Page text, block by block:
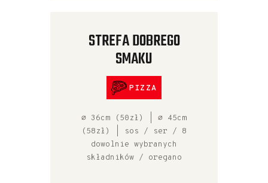
STREFA DOBREGO
SMAKU
PIZZA
⌀ 36cm (50zł) | ⌀ 45cm
(58zł) | sos / ser / 8
dowolnie wybranych
składników / oregano